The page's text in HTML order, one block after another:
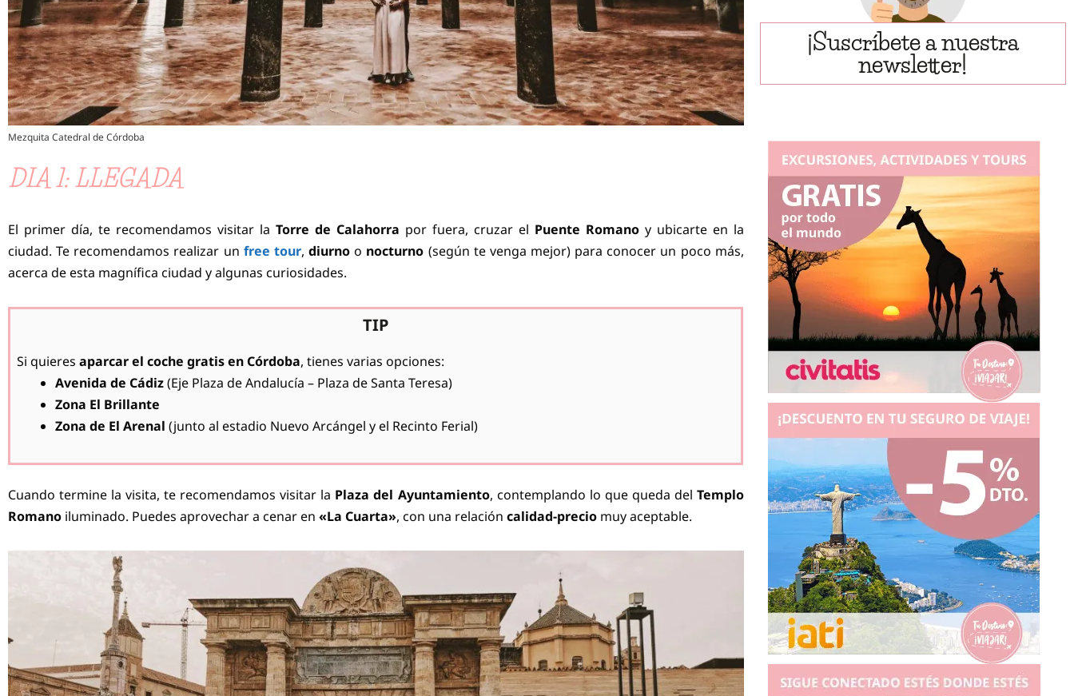
Mezquita Catedral de Córdoba
DIA 1: LLEGADA
El primer día, te recomendamos visitar la Torre de Calahorra por fuera, cruzar el Puente Romanoy ubicarte en la
ciudad. Te recomendamos realizar un free tour,diurno o nocturno (según te venga mejor) para conocer un poco más,
acerca de esta magnífica ciudad y algunas curiosidades.
TIP
Si quieres aparcar el coche gratis en Córdoba, tienes varias opciones:
Avenida de Cádiz(Eje Plaza de Andalucía – Plaza de Santa Teresa)
Zona El Brillante
Zona de El Arenal (junto al estadio Nuevo Arcángel y el Recinto Ferial)
Cuando termine la visita, te recomendamos visitar la Plaza del Ayuntamiento, contemplando lo que queda del Templo
Romano iluminado. Puedes aprovechar a cenar en «La Cuarta», con una relación calidad-precio muy aceptable.
¡Suscríbete a nuestra
newsletter!